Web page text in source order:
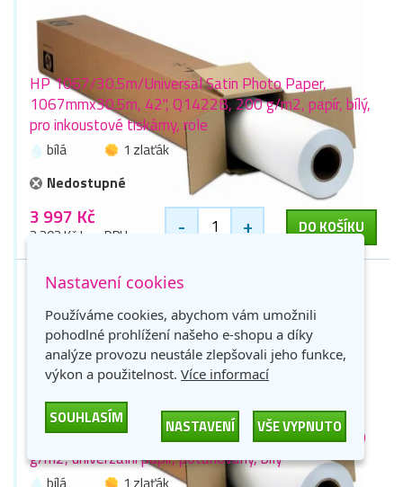
HP 1067/30.5m/Universal Satin Photo Paper,
1067mmx30.5m, 42", Q1422B, 200 g/m2, papír, bílý,
pro inkoustové tiskárny, role
bílá
1 zlaťák
Nedostupné
3 997 Kč
3 303 Kč bez DPH - + DO KOŠÍKU
HP 1524/30.5m/Universal Heavyweight Coated
Paper, 1524mmx30.5m, 60", Q1416A,Q1416B, 120
g/m2, univerzální papír, potahovaný, bílý
Nastavení cookies
Používáme cookies, abychom vám umožnili
pohodlné prohlížení našeho e-shopu a díky
analýze provozu neustále zlepšovali jeho funkce,
výkon a použitelnost. Více informací
SOUHLASÍM NASTAVENÍ VŠE VYPNUTO